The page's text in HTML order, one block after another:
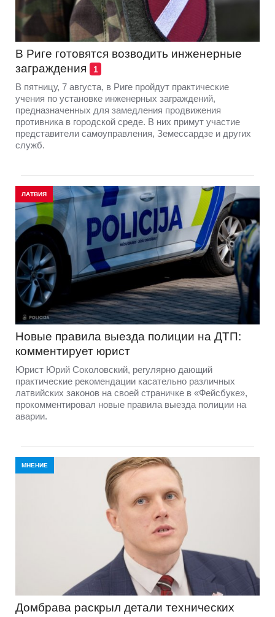
В Риге готовятся возводить инженерные
заграждения
1
В пятницу, 7 августа, в Риге пройдут практические
учения по установке инженерных заграждений,
предназначенных для замедления продвижения
противника в городской среде. В них примут участие
представители самоуправления, Земессардзе и других
служб.
ЛАТВИЯ
Новые правила выезда полиции на ДТП:
комментирует юрист
Юрист Юрий Соколовский, регулярно дающий
практические рекомендации касательно различных
латвийских законов на своей страничке в «Фейсбуке»,
прокомментировал новые правила выезда полиции на
аварии.
МНЕНИЕ
Домбравa раскрыл детали технических